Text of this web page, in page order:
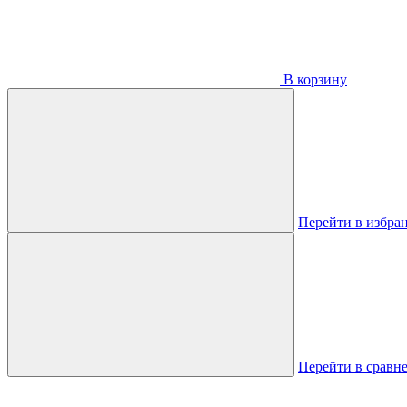
В корзину
Перейти в
Перейти в